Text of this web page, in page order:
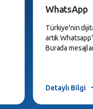
WhatsApp
Türkiye'nin
artık
Burada
Detaylı Bilgi